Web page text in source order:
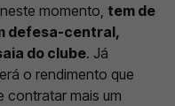
momento, tem de
defesa-central,
do clube. Já
o rendimento que
contratar mais um